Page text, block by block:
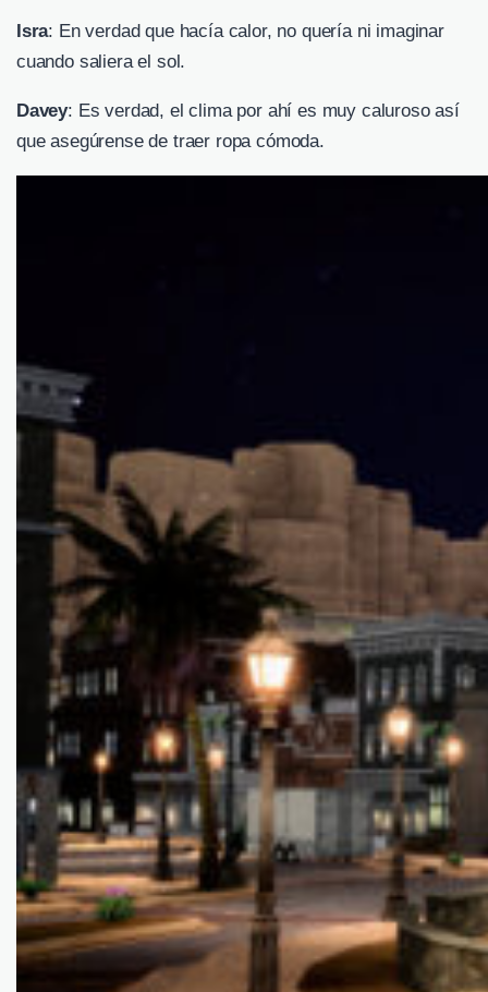
Isra: En verdad que hacía calor, no quería ni imaginar
cuando saliera el sol.
Davey: Es verdad, el clima por ahí es muy caluroso así
que asegúrense de traer ropa cómoda.